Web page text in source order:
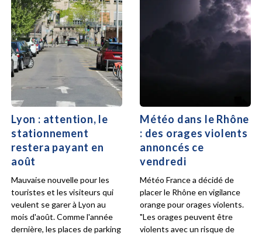
Lyon : attention, le
stationnement
restera payant en
août
Mauvaise nouvelle pour les
touristes et les visiteurs qui
veulent se garer à Lyon au
mois d'août. Comme l'année
dernière, les places de parking
Météo dans le Rhône
: des orages violents
annoncés ce
vendredi
Météo France a décidé de
placer le Rhône en vigilance
orange pour orages violents.
"Les orages peuvent être
violents avec un risque de